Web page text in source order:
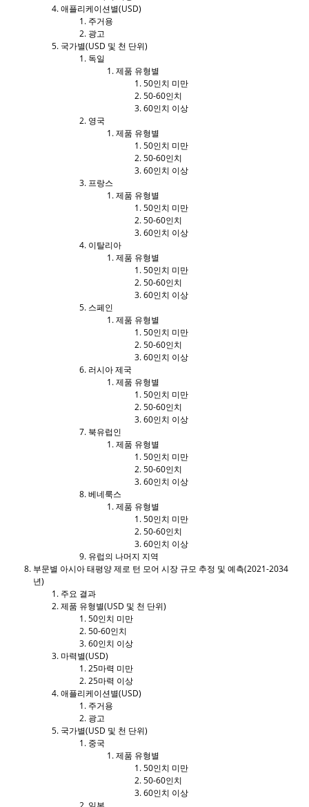
애플리케이션별(USD)
주거용
광고
국가별(USD 및 천 단위)
독일
제품 유형별
50인치 미만
50-60인치
60인치 이상
영국
제품 유형별
50인치 미만
50-60인치
60인치 이상
프랑스
제품 유형별
50인치 미만
50-60인치
60인치 이상
이탈리아
제품 유형별
50인치 미만
50-60인치
60인치 이상
스페인
제품 유형별
50인치 미만
50-60인치
60인치 이상
러시아 제국
제품 유형별
50인치 미만
50-60인치
60인치 이상
북유럽인
제품 유형별
50인치 미만
50-60인치
60인치 이상
베네룩스
제품 유형별
50인치 미만
50-60인치
60인치 이상
유럽의 나머지 지역
부문별 아시아 태평양 제로 턴 모어 시장 규모 추정 및 예측(2021-2034
년)
주요 결과
제품 유형별(USD 및 천 단위)
50인치 미만
50-60인치
60인치 이상
마력별(USD)
25마력 미만
25마력 이상
애플리케이션별(USD)
주거용
광고
국가별(USD 및 천 단위)
중국
제품 유형별
50인치 미만
50-60인치
60인치 이상